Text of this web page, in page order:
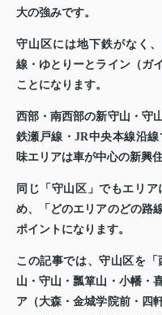
大の強みです。
守山区には地下鉄がなく
線・ゆとりーとライン（ガ
ことになります。
西部・南西部の新守山・守
鉄瀬戸線・JR中央本線沿
味エリアは車が中心の新興
同じ「守山区」でもエリ
め、「どのエリアのどの路
ポイントになります。
この記事では、守山区を
山・守山・瓢箪山・小幡・
ア（大森・金城学院前・四